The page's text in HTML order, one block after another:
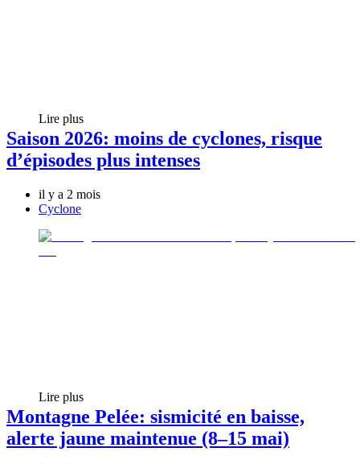
Lire plus
Saison 2026: moins de cyclones, risque
d’épisodes plus intenses
il y a 2 mois
Cyclone
Lire plus
Montagne Pelée: sismicité en baisse,
alerte jaune maintenue (8–15 mai)